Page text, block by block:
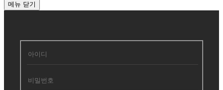
메뉴 닫기
회
원
그